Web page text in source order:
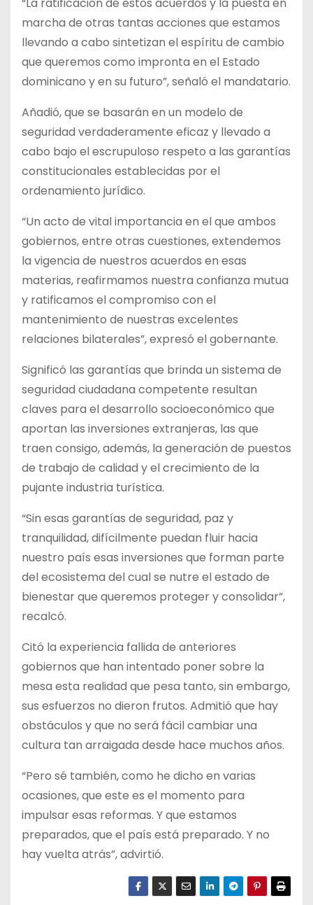
marcha de otras tantas acciones que estamos
llevando a cabo sintetizan el espíritu de cambio
que queremos como impronta en el Estado
dominicano y en su futuro”, señaló el mandatario.
Añadió, que se basarán en un modelo de
seguridad verdaderamente eficaz y llevado a
cabo bajo el escrupuloso respeto a las garantías
constitucionales establecidas por el
ordenamiento jurídico.
“Un acto de vital importancia en el que ambos
gobiernos, entre otras cuestiones, extendemos
la vigencia de nuestros acuerdos en esas
materias, reafirmamos nuestra confianza mutua
y ratificamos el compromiso con el
mantenimiento de nuestras excelentes
relaciones bilaterales”, expresó el gobernante.
Significó las garantías que brinda un sistema de
seguridad ciudadana competente resultan
claves para el desarrollo socioeconómico que
aportan las inversiones extranjeras, las que
traen consigo, además, la generación de puestos
de trabajo de calidad y el crecimiento de la
pujante industria turística.
“Sin esas garantías de seguridad, paz y
tranquilidad, difícilmente puedan fluir hacia
nuestro país esas inversiones que forman parte
del ecosistema del cual se nutre el estado de
bienestar que queremos proteger y consolidar”,
recalcó.
Citó la experiencia fallida de anteriores
gobiernos que han intentado poner sobre la
mesa esta realidad que pesa tanto, sin embargo,
sus esfuerzos no dieron frutos. Admitió que hay
obstáculos y que no será fácil cambiar una
cultura tan arraigada desde hace muchos años.
“Pero sé también, como he dicho en varias
ocasiones, que este es el momento para
impulsar esas reformas. Y que estamos
preparados, que el país está preparado. Y no
hay vuelta atrás”, advirtió.